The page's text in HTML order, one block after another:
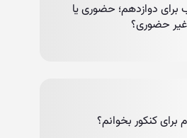
برای دوازدهم؛ حضوری یا
غیر حضوری؟
کنکور بخوانم؟